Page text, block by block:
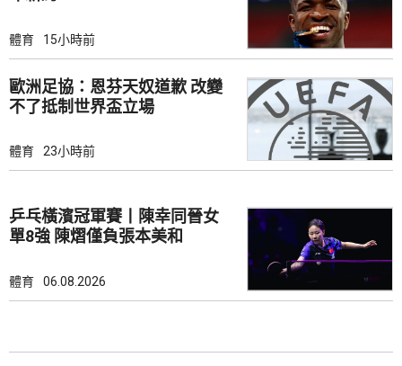
體育 15小時前
歐洲足協：恩芬天奴道歉 改變
不了抵制世界盃立場
體育 23小時前
乒乓橫濱冠軍賽丨陳幸同晉女
單8強 陳熠僅負張本美和
體育 06.08.2026